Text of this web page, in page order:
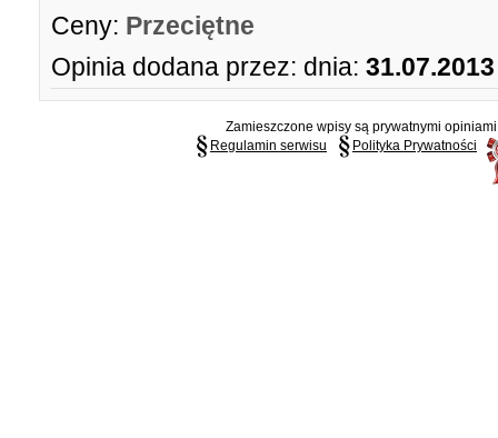
Ceny: Przeciętne
Opinia dodana przez: dnia:
Zamieszczone wpisy są prywatnymi
Regulamin serwisu
Polityka Prywatności